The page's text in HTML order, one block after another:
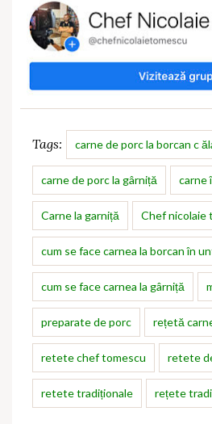
Tags: carne de porc la borcan c
carne de porc la gârniță carne
Carne la garniță Chef nicolaie
cum se face carnea la borcan în
cum se face carnea la gârniță
preparate de porc rețetă
retete chef tomescu retete
retete tradiționale rețete